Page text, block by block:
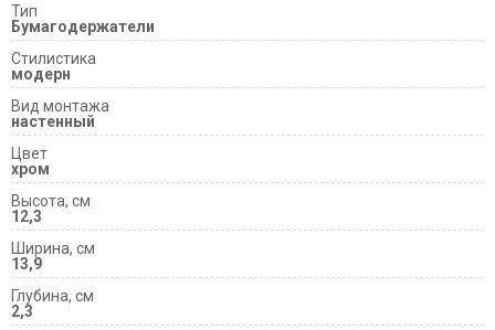
Тип
Бумагодержатели
Cтилистика
модерн
Вид монтажа
настенный
Цвет
хром
Высота, см
12,3
Ширина, см
13,9
Глубина, см
2,3